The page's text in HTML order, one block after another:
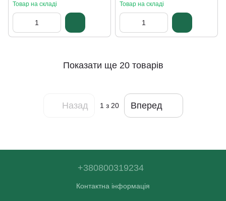
Товар на складі Товар на складі
Показати ще 20 товарів
Назад 1 з 20 Вперед
+380800319234
Контактна інформація